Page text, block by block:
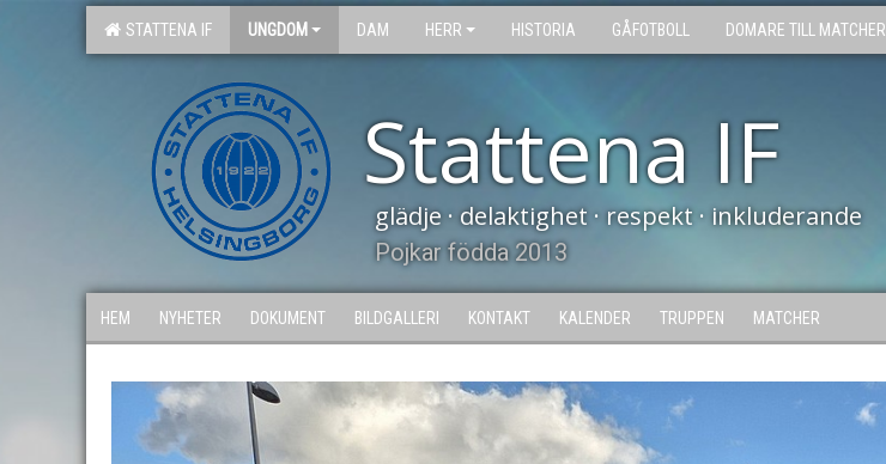
STATTENA IF UNGDOM DAM HERR HISTORIA GÅFOTBOLL DOMARE TILL MATCHER.
Stattena IF
glädje · delaktighet · respekt · inkluderande
Pojkar födda 2013
HEM NYHETER DOKUMENT BILDGALLERI KONTAKT KALENDER TRUPPEN MATCHER